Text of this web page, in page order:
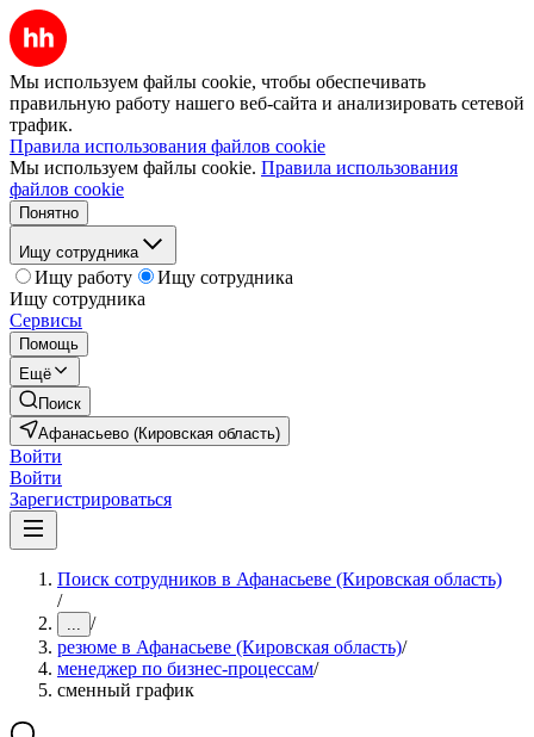
Мы используем файлы cookie, чтобы обеспечивать
правильную работу нашего веб-сайта и анализировать сетевой
трафик.
Правила использования файлов cookie
Мы используем файлы cookie. Правила использования
файлов cookie
Понятно
Ищу сотрудника
Ищу работу
Ищу сотрудника
Ищу сотрудника
Сервисы
Помощь
Ещё
Поиск
Афанасьево (Кировская область)
Войти
Войти
Зарегистрироваться
Поиск сотрудников в Афанасьеве (Кировская область)
/
... /
резюме в Афанасьеве (Кировская область)/
менеджер по бизнес-процессам/
сменный график